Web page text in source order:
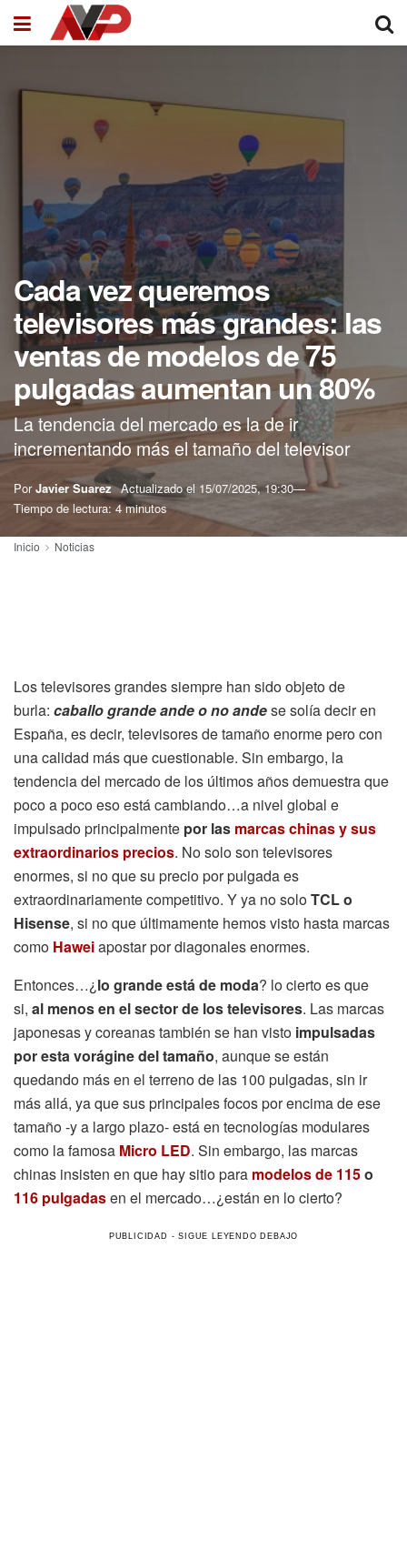
Cada vez queremos
televisores más grandes: las
ventas de modelos de 75
pulgadas aumentan un 80%
La tendencia del mercado es la de ir
incrementando más el tamaño del televisor
Por Javier Suarez Actualizado el 15/07/2025, 19:30
Tiempo de lectura: 4 minutos
Inicio Noticias
Los televisores grandes siempre han sido objeto de
burla: caballo grande ande o no andese solía decir en
España, es decir, televisores de tamaño enorme pero con
una calidad más que cuestionable. Sin embargo, la
tendencia del mercado de los últimos años demuestra que
poco a poco eso está cambiando…a nivel global e
impulsado principalmente por las marcas chinas y sus
extraordinarios precios. No solo son televisores
enormes, si no que su precio por pulgada es
extraordinariamente competitivo. Y ya no soloTCL o
Hisense, si no que últimamente hemos visto hasta marcas
como Haweiapostar por diagonales enormes.
Entonces…¿lo grande está de moda? lo cierto es que
si, al menos en el sector de los televisores. Las marcas
japonesas y coreanas también se han visto impulsadas
por esta vorágine del tamaño, aunque se están
quedando más en el terreno de las 100 pulgadas, sin ir
más allá, ya que sus principales focos por encima de ese
tamaño -y a largo plazo- está en tecnologías modulares
como la famosa Micro LED. Sin embargo, las marcas
chinas insisten en que hay sitio para modelos de 115o
116 pulgadasen el mercado…¿están en lo cierto?